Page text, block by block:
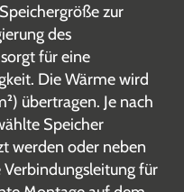
zur
des
für eine
Die Wärme wird
übertragen. Je nach
Speicher
werden oder neben
für